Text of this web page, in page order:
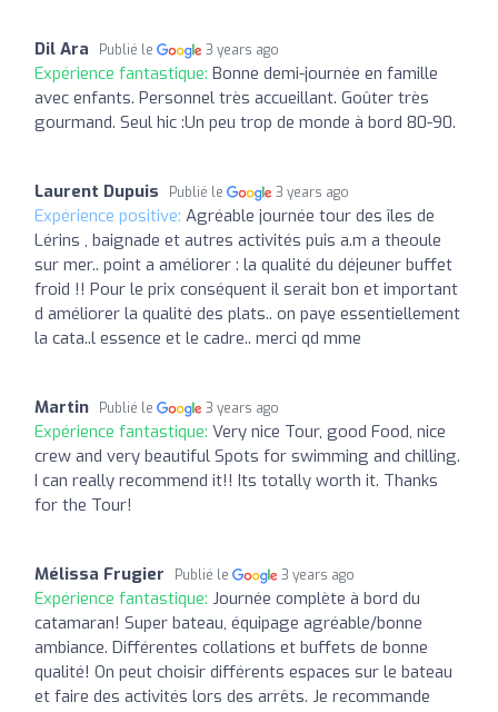
Dil Ara Publié le 3 years ago
Expérience fantastique: Bonne demi-journée en famille
avec enfants. Personnel très accueillant. Goûter très
gourmand. Seul hic :Un peu trop de monde à bord 80-90.
Laurent Dupuis Publié le 3 years ago
Expérience positive: Agréable journée tour des îles de
Lérins , baignade et autres activités puis a.m a theoule
sur mer.. point a améliorer : la qualité du déjeuner buffet
froid !! Pour le prix conséquent il serait bon et important
d améliorer la qualité des plats.. on paye essentiellement
la cata..l essence et le cadre.. merci qd mme
Martin Publié le 3 years ago
Expérience fantastique: Very nice Tour, good Food, nice
crew and very beautiful Spots for swimming and chilling.
I can really recommend it!! Its totally worth it. Thanks
for the Tour!
Mélissa Frugier Publié le 3 years ago
Expérience fantastique: Journée complète à bord du
catamaran! Super bateau, équipage agréable/bonne
ambiance. Différentes collations et buffets de bonne
qualité! On peut choisir différents espaces sur le bateau
et faire des activités lors des arrêts. Je recommande